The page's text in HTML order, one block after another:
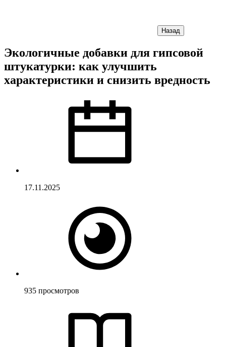
Назад
Экологичные добавки для гипсовой
штукатурки: как улучшить
характеристики и снизить вредность
17.11.2025
935 просмотров